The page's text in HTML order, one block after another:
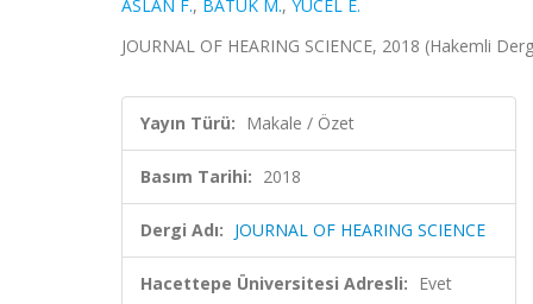
ASLAN F., BATUK M., YÜCEL E.
JOURNAL OF HEARING SCIENCE, 2018 (Hakemli
Yayın Türü: Makale / Özet
Basım Tarihi: 2018
Dergi Adı: JOURNAL OF HEARING SCIENCE
Hacettepe Üniversitesi Adresli: Evet